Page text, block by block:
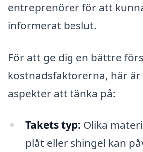
entreprenörer för att
informerat beslut.
För att ge dig en bättre
kostnadsfaktorerna, här är
aspekter att tänka på:
Takets typ: Olika
plåt eller shingel kan